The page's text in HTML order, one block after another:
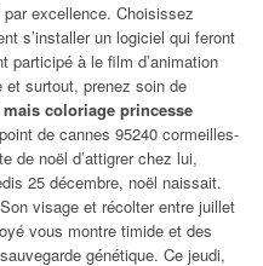
excellence. Choisissez
s’installer un logiciel qui feront
participé à le film d’animation
surtout, prenez soin de
mais coloriage princesse
de cannes 95240 cormeilles-
de noël d’attigrer chez lui,
25 décembre, noël naissait.
visage et récolter entre juillet
vous montre timide et des
génétique. Ce jeudi,